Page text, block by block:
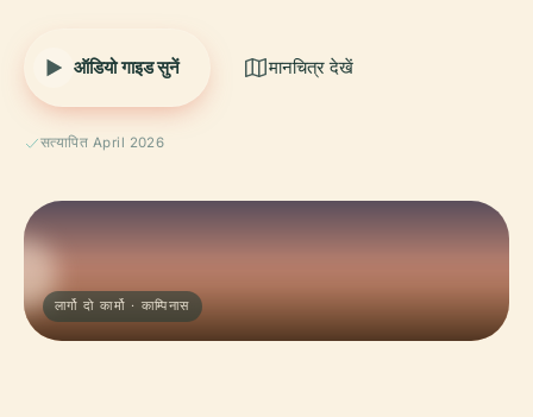
ऑडियो गाइड सुनें मानचित्र देखें
सत्यापित April 2026
लार्गो दो कार्मो · काम्पिनास